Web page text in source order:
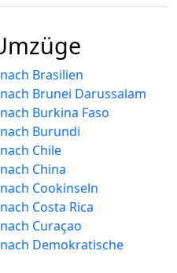
Brasilien
Brunei Darussalam
Burkina Faso
Burundi
Chile
China
Cookinseln
Costa Rica
Curaçao
Demokratische